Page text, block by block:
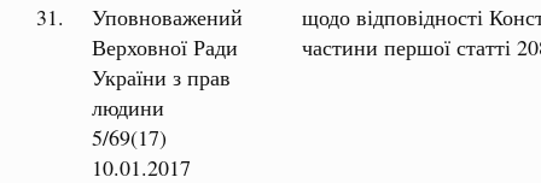
31.
Уповноважений
Верховної Ради
України з прав
людини
5/69(17)
10.01.2017
щодо відповідності
частини першої статті